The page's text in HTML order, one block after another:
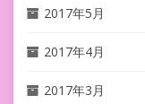
2017年5月
2017年4月
2017年3月